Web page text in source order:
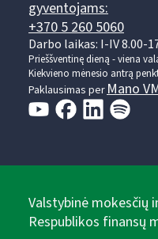
gyventojams:
+370 5 260 5060
Darbo laikas: I-IV 8.00-
Prieššventinę dieną - viena
Kiekvieno mėnesio antrą
Paklausimas perMano
Valstybinė mokesčių
Respublikos finansų